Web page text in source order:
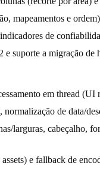
mapeamentos e
de
suporte a migração de
em thread
de data/
larguras, cabeçalho,
e fallback de